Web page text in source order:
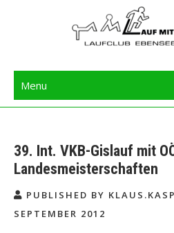
Langbathseelauf
Menu
39. Int. VKB-Gislauf mit
Landesmeisterschaften
PUBLISHED BY
SEPTEMBER 2012